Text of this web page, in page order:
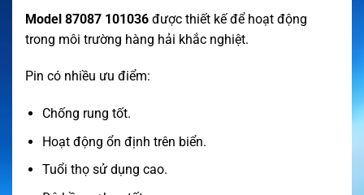
Model 87087 101036 được thiết kế để hoạt động
trong môi trường hàng hải khắc nghiệt.
Pin có nhiều ưu điểm:
Chống rung tốt.
Hoạt động ổn định trên biển.
Tuổi thọ sử dụng cao.